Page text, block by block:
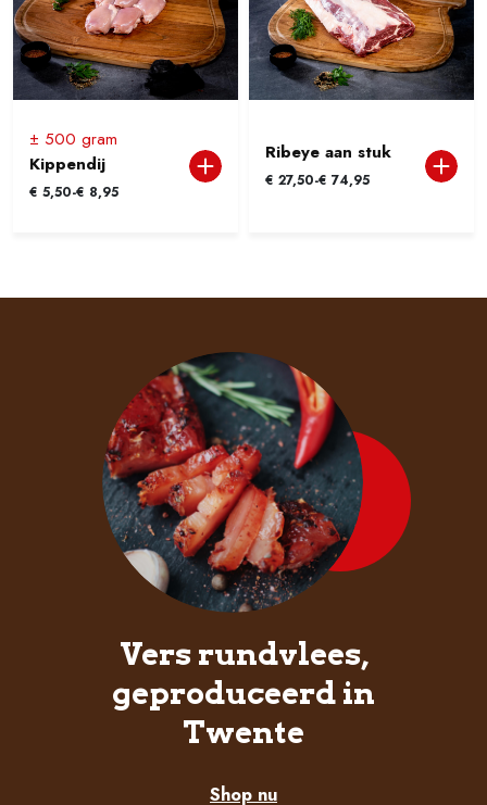
± 500 gram
Kippendij
€ 5,50-€ 8,95
Prijsklasse:
Ribeye aan stuk
€ 27,50-€ 74,95
Prijsklasse:
Vers rundvlees,
geproduceerd in
Twente
Shop nu